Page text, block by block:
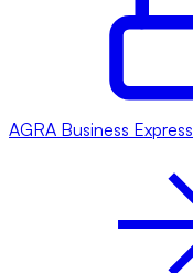
AGRA Business Express